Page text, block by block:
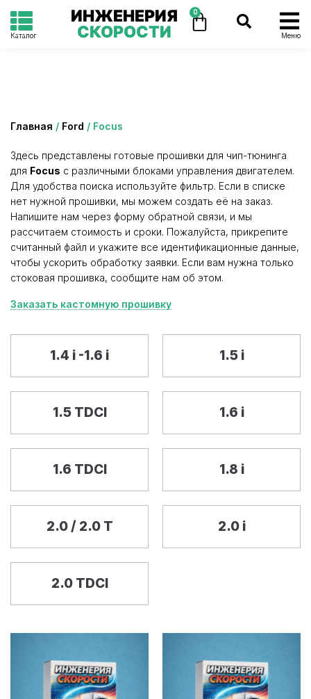
Каталог
ИНЖЕНЕРИЯ
СКОРОСТИ
0
Меню
Главная / Ford / Focus
Здесь представлены готовые прошивки для чип-тюнинга
для Focus с различными блоками управления двигателем.
Для удобства поиска используйте фильтр. Если в списке
нет нужной прошивки, мы можем создать её на заказ.
Напишите нам через форму обратной связи, и мы
рассчитаем стоимость и сроки. Пожалуйста, прикрепите
считанный файл и укажите все идентификационные данные,
чтобы ускорить обработку заявки. Если вам нужна только
стоковая прошивка, сообщите нам об этом.
Заказать кастомную прошивку
1.4 i -1.6 i 1.5 i
1.5 TDCI 1.6 i
1.6 TDCI 1.8 i
2.0 / 2.0 T 2.0 i
2.0 TDCI